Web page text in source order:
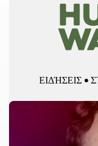
ΕΙΔΉΣΕΙΣ •